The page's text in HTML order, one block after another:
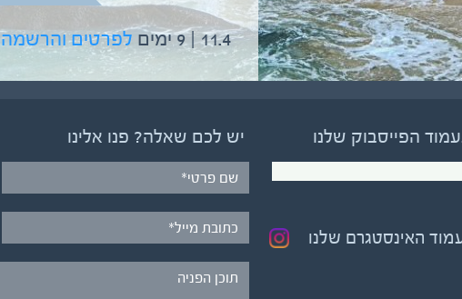
11.4 | 9 ימים לפרטים והרשמה 5.6 | 12 ימים לפרטים והרשמה
הפייסבוק שלנו
האינסטגרם שלנו
יש לכם שאלה? פנו אלינו